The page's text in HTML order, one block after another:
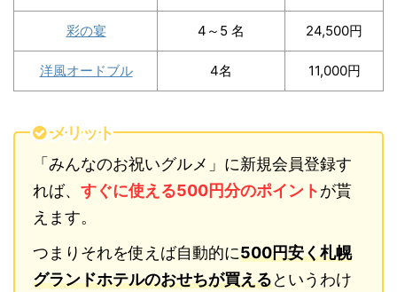
彩の宴 4～5 名 24,500円
洋風オードブル 4名 11,000円
メリット
「みんなのお祝いグルメ」に新規会員登録す
れば、 すぐに使える500円分のポイントが貰
えます。
つまりそれを使えば自動的に500円安く札幌
グランドホテルのおせちが買えるというわけ